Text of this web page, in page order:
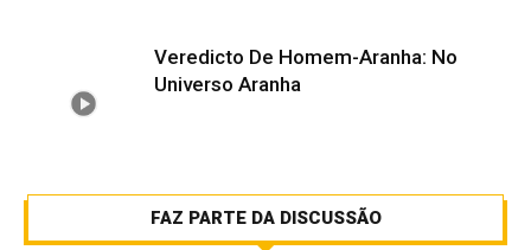
Veredicto De Homem-Aranha: No
Universo Aranha
FAZ PARTE DA DISCUSSÃO